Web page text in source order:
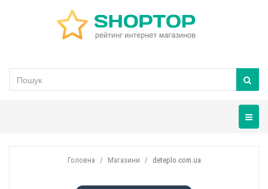
Головна Магазини deteplo.com.ua